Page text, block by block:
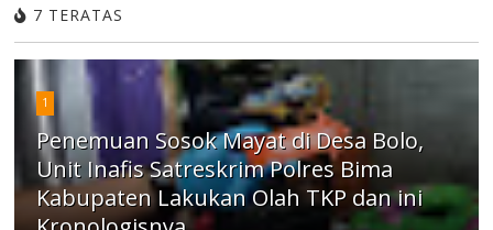
7 TERATAS
1
Penemuan Sosok Mayat di Desa Bolo,
Unit Inafis Satreskrim Polres Bima
Kabupaten Lakukan Olah TKP dan ini